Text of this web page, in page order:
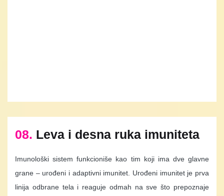
08. Leva i desna ruka imuniteta
Imunološki sistem funkcioniše kao tim koji ima dve glavne
grane – urođeni i adaptivni imunitet. Urođeni imunitet je prva
linija odbrane tela i reaguje odmah na sve što prepoznaje